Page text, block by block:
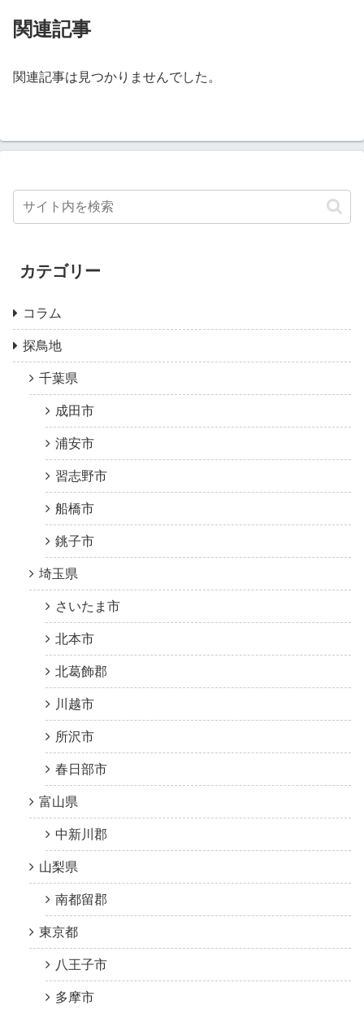
関連記事
関連記事は見つかりませんでした。
カテゴリー
コラム
探鳥地
千葉県
成田市
浦安市
習志野市
船橋市
銚子市
埼玉県
さいたま市
北本市
北葛飾郡
川越市
所沢市
春日部市
富山県
中新川郡
山梨県
南都留郡
東京都
八王子市
多摩市